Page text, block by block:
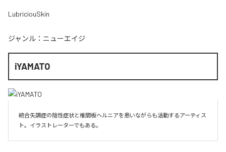
LubriciouSkin
ジャンル： ニューエイジ
iYAMATO
統合失調症の陰性症状と椎間板ヘルニアを患いながらも活動するアーティス
ト。イラストレーターでもある。